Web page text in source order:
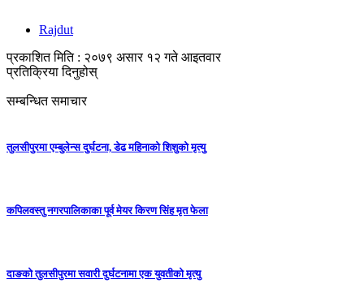
Rajdut
प्रकाशित मिति : २०७९ असार १२ गते आइतवार
प्रतिक्रिया दिनुहोस्
सम्बन्धित समाचार
तुलसीपुरमा एम्बुलेन्स दुर्घटना, डेढ महिनाको शिशुको मृत्यु
कपिलवस्तु नगरपालिकाका पूर्व मेयर किरण सिंह मृत फेला
दाङको तुलसीपुरमा सवारी दुर्घटनामा एक युवतीको मृत्यु